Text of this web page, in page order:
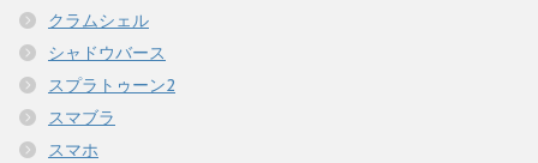
クラムシェル
シャドウバース
スプラトゥーン2
スマブラ
スマホ